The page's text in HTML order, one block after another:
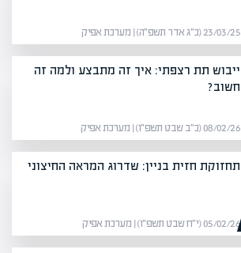
23/03/25 (כ״ג אדר תשפ״ה) | מערכת אפיק
ייבוש תת רצפתי: איך זה מתבצע ולמה זה
חשוב?
08/02/26 (כ״ב שבט תשפ״ו) | מערכת אפיק
תחזוקת חזית בניין: שדרוג המראה החיצוני
05/02/26 (י״ח שבט תשפ״ו) | מערכת אפיק